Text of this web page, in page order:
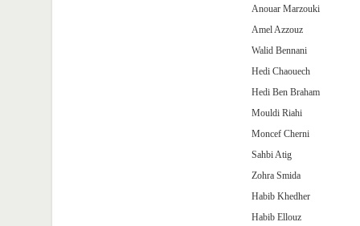
Anouar Marzouki
Amel Azzouz
Walid Bennani
Hedi Chaouech
Hedi Ben Braham
Mouldi Riahi
Moncef Cherni
Sahbi Atig
Zohra Smida
Habib Khedher
Habib Ellouz